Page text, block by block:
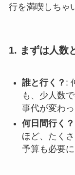
行を満喫しちゃ
1. まずは人数
誰と行く？ :
も、少人数
事代が変わっ
何日間行く？
ほど、たく
予算も必要に